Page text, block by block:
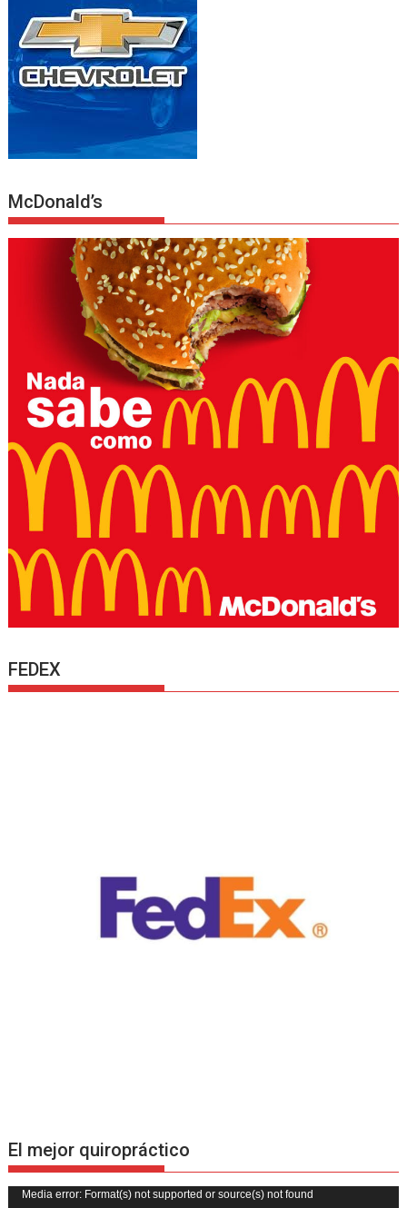
McDonald’s
FEDEX
El mejor quiropráctico
Reproductor
Media error: Format(s) not supported or source(s) not found